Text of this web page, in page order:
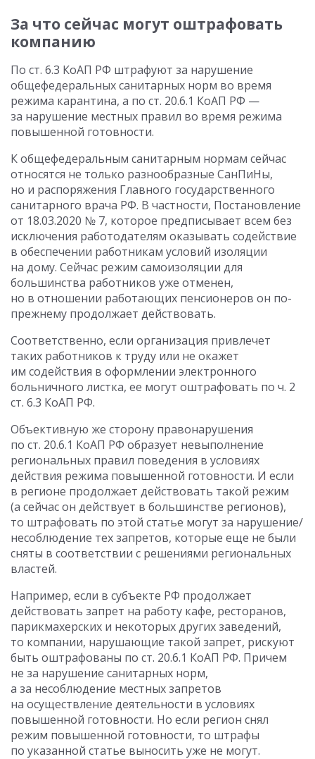
За что сейчас могут оштрафовать
компанию
По ст. 6.3 КоАП РФ штрафуют за нарушение
общефедеральных санитарных норм во время
режима карантина, а по ст. 20.6.1 КоАП РФ —
за нарушение местных правил во время режима
повышенной готовности.
К общефедеральным санитарным нормам сейчас
относятся не только разнообразные СанПиНы,
но и распоряжения Главного государственного
санитарного врача РФ. В частности, Постановление
от 18.03.2020 № 7, которое предписывает всем без
исключения работодателям оказывать содействие
в обеспечении работникам условий изоляции
на дому. Сейчас режим самоизоляции для
большинства работников уже отменен,
но в отношении работающих пенсионеров он по-
прежнему продолжает действовать.
Соответственно, если организация привлечет
таких работников к труду или не окажет
им содействия в оформлении электронного
больничного листка, ее могут оштрафовать по ч. 2
ст. 6.3 КоАП РФ.
Объективную же сторону правонарушения
по ст. 20.6.1 КоАП РФ образует невыполнение
региональных правил поведения в условиях
действия режима повышенной готовности. И если
в регионе продолжает действовать такой режим
(а сейчас он действует в большинстве регионов),
то штрафовать по этой статье могут за нарушение/
несоблюдение тех запретов, которые еще не были
сняты в соответствии с решениями региональных
властей.
Например, если в субъекте РФ продолжает
действовать запрет на работу кафе, ресторанов,
парикмахерских и некоторых других заведений,
то компании, нарушающие такой запрет, рискуют
быть оштрафованы по ст. 20.6.1 КоАП РФ. Причем
не за нарушение санитарных норм,
а за несоблюдение местных запретов
на осуществление деятельности в условиях
повышенной готовности. Но если регион снял
режим повышенной готовности, то штрафы
по указанной статье выносить уже не могут.